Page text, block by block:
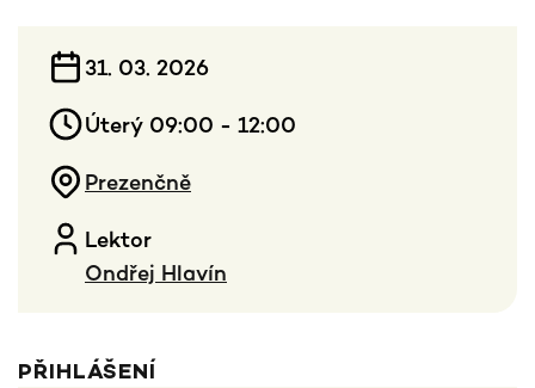
31. 03. 2026
Úterý 09:00 - 12:00
Prezenčně
Lektor
Ondřej Hlavín
PŘIHLÁŠENÍ